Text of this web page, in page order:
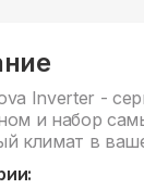
Inverter -
и набор
климат в